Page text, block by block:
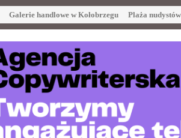
Galerie handlowe w Kołobrzegu Plaża